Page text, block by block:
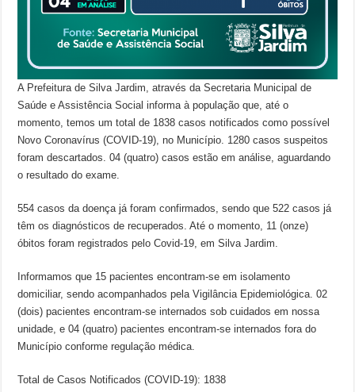
A Prefeitura de Silva Jardim, através da Secretaria Municipal de
Saúde e Assistência Social informa à população que, até o
momento, temos um total de 1838 casos notificados como possível
Novo Coronavírus (COVID-19), no Município. 1280 casos suspeitos
foram descartados. 04 (quatro) casos estão em análise, aguardando
o resultado do exame.
554 casos da doença já foram confirmados, sendo que 522 casos já
têm os diagnósticos de recuperados. Até o momento, 11 (onze)
óbitos foram registrados pelo Covid-19, em Silva Jardim.
Informamos que 15 pacientes encontram-se em isolamento
domiciliar, sendo acompanhados pela Vigilância Epidemiológica. 02
(dois) pacientes encontram-se internados sob cuidados em nossa
unidade, e 04 (quatro) pacientes encontram-se internados fora do
Município conforme regulação médica.
Total de Casos Notificados (COVID-19): 1838